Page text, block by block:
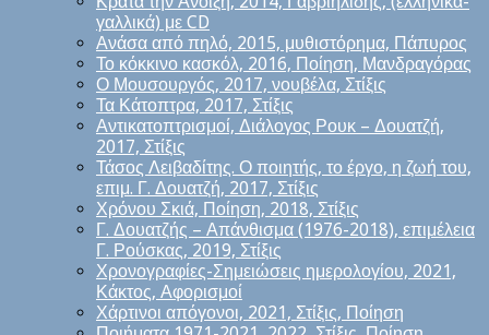
γαλλικά) με CD
Ανάσα από πηλό, 2015, μυθιστόρημα, Πάπυρος
Το κόκκινο κασκόλ, 2016, Ποίηση, Μανδραγόρας
Ο Μουσουργός, 2017, νουβέλα, Στίξις
Τα Κάτοπτρα, 2017, Στίξις
Αντικατοπτρισμοί, Διάλογος Ρουκ – Δουατζή,
2017, Στίξις
Τάσος Λειβαδίτης. Ο ποιητής, το έργο, η ζωή του,
επιμ. Γ. Δουατζή, 2017, Στίξις
Χρόνου Σκιά, Ποίηση, 2018, Στίξις
Γ. Δουατζής – Απάνθισμα (1976-2018), επιμέλεια
Γ. Ρούσκας, 2019, Στίξις
Χρονογραφίες-Σημειώσεις ημερολογίου, 2021,
Κάκτος, Αφορισμοί
Χάρτινοι απόγονοι, 2021, Στίξις, Ποίηση